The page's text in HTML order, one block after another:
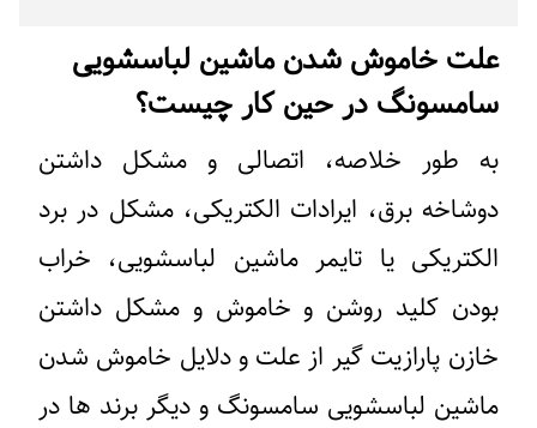
علت خاموش شدن ماشین لباسشویی
سامسونگ در حین کار چیست؟
به طور خلاصه، اتصالی و مشکل داشتن
دوشاخه برق، ایرادات الکتریکی، مشکل در برد
الکتریکی یا تایمر ماشین لباسشویی، خراب
بودن کلید روشن و خاموش و مشکل داشتن
خازن پارازیت گیر از علت و دلایل خاموش شدن
ماشین لباسشویی سامسونگ و دیگر برند ها در